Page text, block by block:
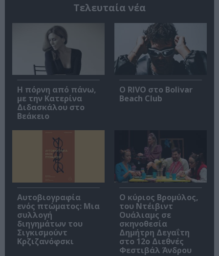
Τελευταία νέα
Η πόρνη από πάνω,
με την Κατερίνα
Διδασκάλου στο
Βεάκειο
Ο RIVO στο Bolivar
Beach Club
Αυτοβιογραφία
ενός πτώματος: Μια
συλλογή
διηγημάτων του
Σιγκισμούντ
Κρζιζανόφσκι
O κύριος Βρομύλος,
του Ντέιβιντ
Ουάλιαμς σε
σκηνοθεσία
Δημήτρη Δεγαΐτη
στο 12ο Διεθνές
Φεστιβάλ Άνδρου